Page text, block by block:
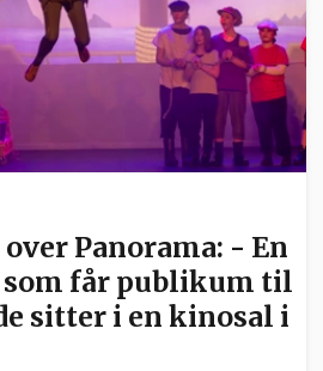
Panorama: - En
som får publikum til
sitter i en kinosal i